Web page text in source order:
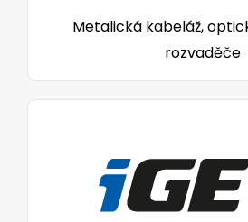
Metalická kabeláž,
rozvaděče